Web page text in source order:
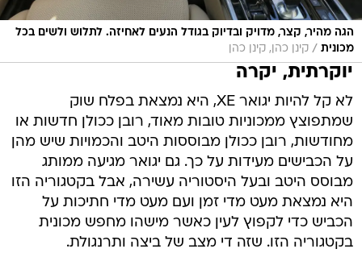
הגה מהיר, קצר, מדויק ובדיוק בגודל הנעים לאחיזה. לתלוש ולשים בכל
מכונית / קינן כהן, קינן כהן
יוקרתית, יקרה
לא קל להיות יגואר XE, היא נמצאת בפלח שוק
שמתפוצץ ממכוניות טובות מאוד, רובן ככולן חדשות או
מחודשות, רובן ככולן מבוססות היטב והכמויות שיש מהן
על הכבישים מעידות על כך. גם יגואר מגיעה ממותג
מבוסס היטב ובעל היסטוריה עשירה, אבל בקטגוריה הזו
היא נמצאת מעט מדי זמן ועם מעט מדי חתיכות על
הכביש כדי לקפוץ לעין כאשר מישהו מחפש מכונית
בקטגוריה הזו. שזה די מצב של ביצה ותרנגולת.